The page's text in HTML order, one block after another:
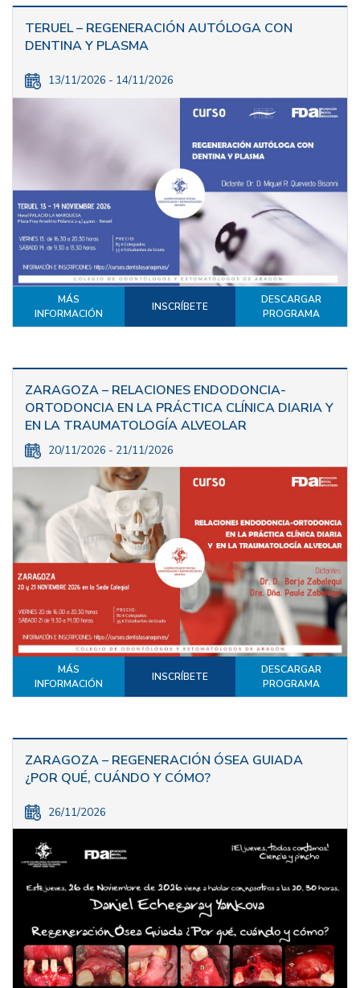
TERUEL – REGENERACIÓN AUTÓLOGA CON
DENTINA Y PLASMA
13/11/2026 - 14/11/2026
MÁS
INFORMACIÓN
INSCRÍBETE
DESCARGAR
PROGRAMA
ZARAGOZA – RELACIONES ENDODONCIA-
ORTODONCIA EN LA PRÁCTICA CLÍNICA DIARIA Y
EN LA TRAUMATOLOGÍA ALVEOLAR
20/11/2026 - 21/11/2026
MÁS
INFORMACIÓN
INSCRÍBETE
DESCARGAR
PROGRAMA
ZARAGOZA – REGENERACIÓN ÓSEA GUIADA
¿POR QUÉ, CUÁNDO Y CÓMO?
26/11/2026